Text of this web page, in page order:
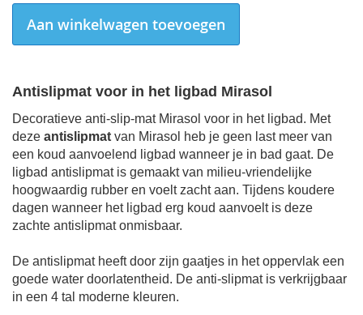
Aan winkelwagen toevoegen
Antislipmat voor in het ligbad Mirasol
Decoratieve anti-slip-mat Mirasol voor in het ligbad. Met
deze antislipmat van Mirasol heb je geen last meer van
een koud aanvoelend ligbad wanneer je in bad gaat. De
ligbad antislipmat is gemaakt van milieu-vriendelijke
hoogwaardig rubber en voelt zacht aan. Tijdens koudere
dagen wanneer het ligbad erg koud aanvoelt is deze
zachte antislipmat onmisbaar.
De antislipmat heeft door zijn gaatjes in het oppervlak een
goede water doorlatentheid. De anti-slipmat is verkrijgbaar
in een 4 tal moderne kleuren.